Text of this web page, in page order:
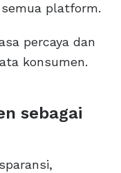
platform.
percaya dan
konsumen.
sebagai